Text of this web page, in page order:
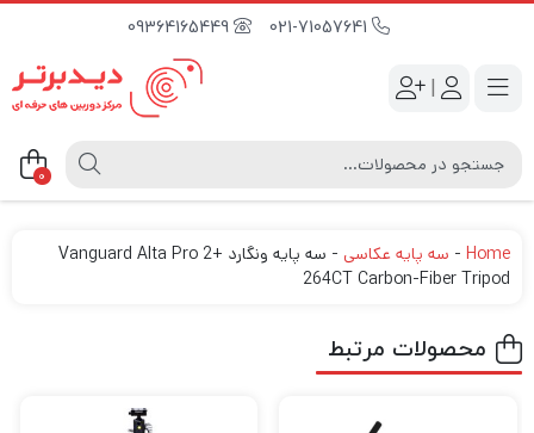
09364165449
|
0
Home
- سه پایه عکاسی -
سه پایه ونگارد Vanguard Alta Pro 2+
264CT Carbon-Fiber Tripod
محصولات مرتبط